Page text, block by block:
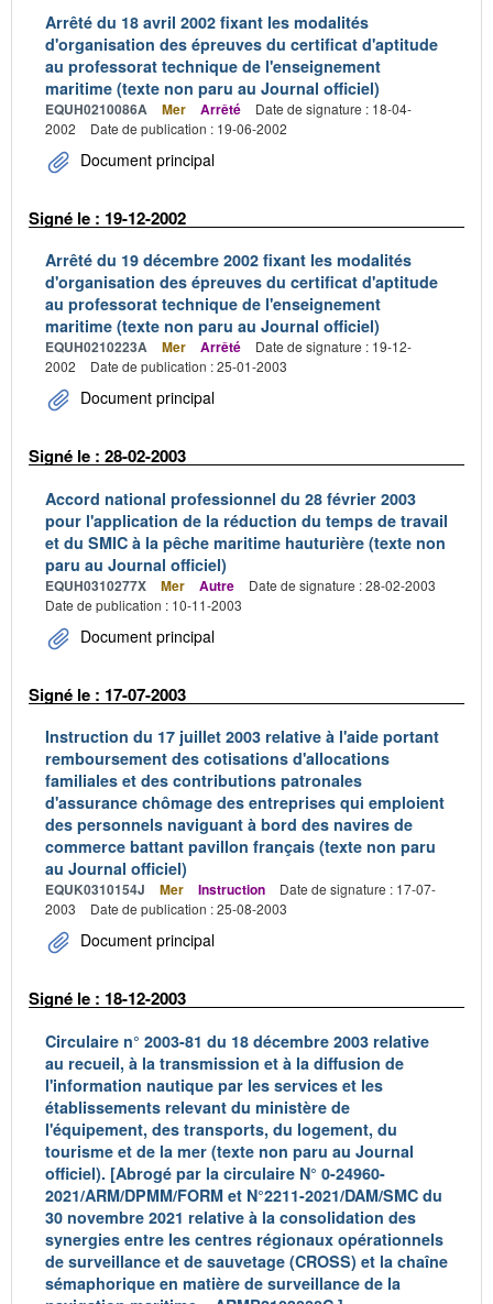
Arrêté du 18 avril 2002 fixant les modalités
d'organisation des épreuves du certificat d'aptitude
au professorat technique de l'enseignement
maritime (texte non paru au Journal officiel)
EQUH0210086A Mer Arrêté
Date de signature : 18-04-
2002
Date de publication : 19-06-2002
Document principal
Signé le : 19-12-2002
Arrêté du 19 décembre 2002 fixant les modalités
d'organisation des épreuves du certificat d'aptitude
au professorat technique de l'enseignement
maritime (texte non paru au Journal officiel)
EQUH0210223A Mer Arrêté
Date de signature : 19-12-
2002
Date de publication : 25-01-2003
Document principal
Signé le : 28-02-2003
Accord national professionnel du 28 février 2003
pour l'application de la réduction du temps de travail
et du SMIC à la pêche maritime hauturière (texte non
paru au Journal officiel)
EQUH0310277X Mer Autre
Date de signature : 28-02-2003
Date de publication : 10-11-2003
Document principal
Signé le : 17-07-2003
Instruction du 17 juillet 2003 relative à l'aide portant
remboursement des cotisations d'allocations
familiales et des contributions patronales
d'assurance chômage des entreprises qui emploient
des personnels naviguant à bord des navires de
commerce battant pavillon français (texte non paru
au Journal officiel)
EQUK0310154J Mer Instruction
Date de signature : 17-07-
2003
Date de publication : 25-08-2003
Document principal
Signé le : 18-12-2003
Circulaire n° 2003-81 du 18 décembre 2003 relative
au recueil, à la transmission et à la diffusion de
l'information nautique par les services et les
établissements relevant du ministère de
l'équipement, des transports, du logement, du
tourisme et de la mer (texte non paru au Journal
officiel). [Abrogé par la circulaire N° 0-24960-
2021/ARM/DPMM/FORM et N°2211-2021/DAM/SMC du
30 novembre 2021 relative à la consolidation des
synergies entre les centres régionaux opérationnels
de surveillance et de sauvetage (CROSS) et la chaîne
sémaphorique en matière de surveillance de la